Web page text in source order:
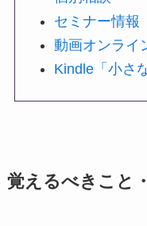
セミナー情報
動画オンライ
Kindle「小さ
覚えるべきこと